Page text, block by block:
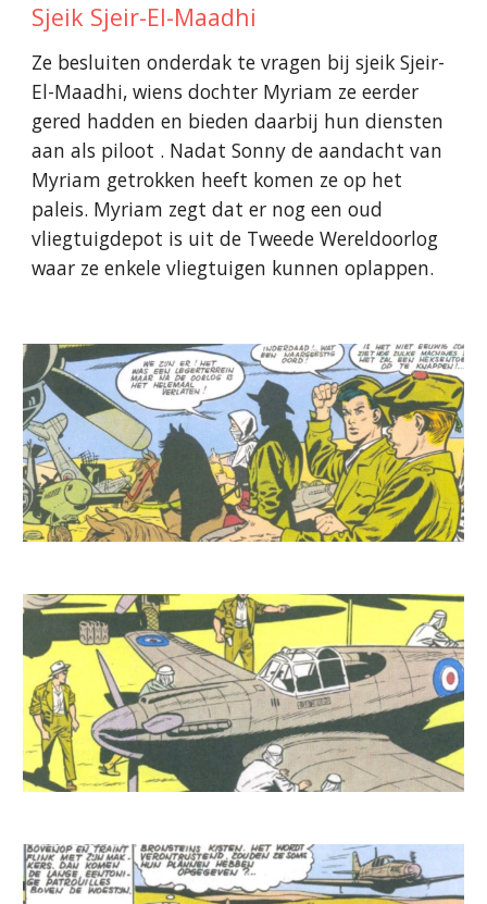
Sjeik Sjeir-El-Maadhi
Ze besluiten onderdak te vragen bij sjeik Sjeir-
El-Maadhi, wiens dochter Myriam ze eerder
gered hadden en bieden daarbij hun diensten
aan als piloot . Nadat Sonny de aandacht van
Myriam getrokken heeft komen ze op het
paleis. Myriam zegt dat er nog een oud
vliegtuigdepot is uit de Tweede Wereldoorlog
waar ze enkele vliegtuigen kunnen oplappen.